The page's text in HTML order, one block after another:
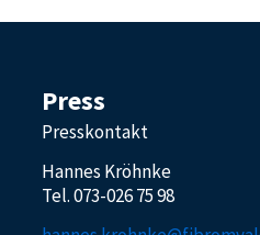
Press
Presskontakt
Hannes Kröhnke
Tel.073-026 75 98